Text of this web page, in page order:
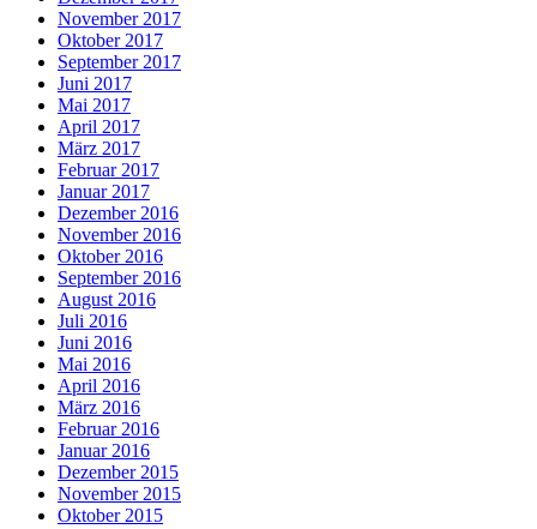
November 2017
Oktober 2017
September 2017
Juni 2017
Mai 2017
April 2017
März 2017
Februar 2017
Januar 2017
Dezember 2016
November 2016
Oktober 2016
September 2016
August 2016
Juli 2016
Juni 2016
Mai 2016
April 2016
März 2016
Februar 2016
Januar 2016
Dezember 2015
November 2015
Oktober 2015